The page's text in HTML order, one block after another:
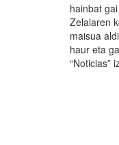
hainbat
Zelaiaren
maisua
haur eta
“Noticias”